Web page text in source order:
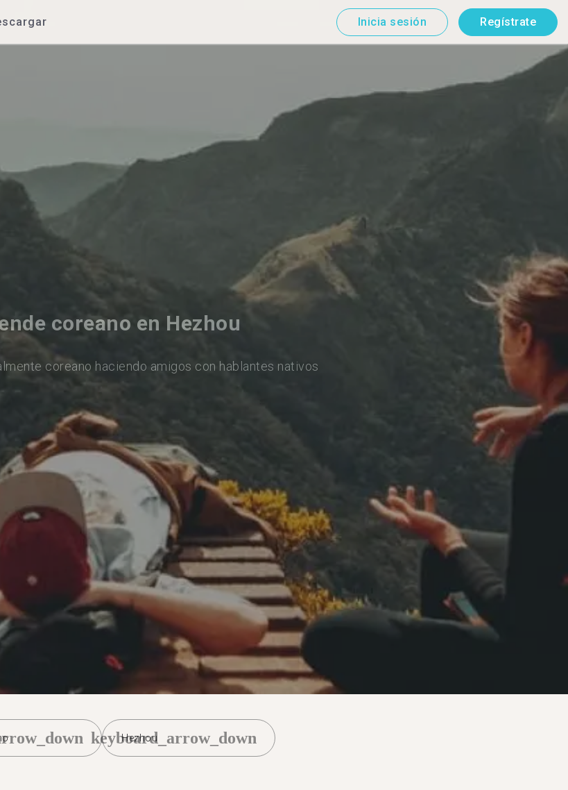
Inicia sesión Regístrate
coreano en Hezhou
coreano haciendo amigos con hablantes nativos
Hezhou
keyboard_arrow_down